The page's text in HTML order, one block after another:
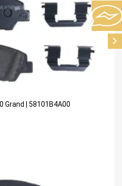
Grand | 58101B4A00